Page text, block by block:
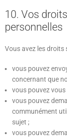
10. Vos
personnelles
Vous avez les droits
vous pouvez
concernant que
vous pouvez
vous pouvez
communément
sujet ;
vous pouvez